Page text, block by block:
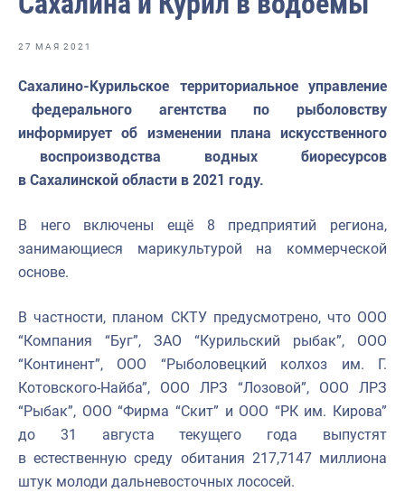
Отраслевые СМИ
Выставки и конференции
Научно-практическая литература
Рыбоохрана России
Инфографика
Большая африканская экспедиция
Укрепление духовно-нравственных ценностей
27 МАЯ 2021
Сахалино-Курильское территориальное управление
федерального агентства по рыболовству
информирует об изменении плана искусственного
воспроизводства водных биоресурсов
в Сахалинской области в 2021 году.
В него включены ещё 8 предприятий региона,
занимающиеся марикультурой на коммерческой
основе.
В частности, планом СКТУ предусмотрено, что ООО
“Компания “Буг”, ЗАО “Курильский рыбак”, ООО
“Континент”, ООО “Рыболовецкий колхоз им. Г.
Котовского-Найба”, ООО ЛРЗ “Лозовой”, ООО ЛРЗ
“Рыбак”, ООО “Фирма “Скит” и ООО “РК им. Кирова”
до 31 августа текущего года выпустят
в естественную среду обитания 217,7147 миллиона
штук молоди дальневосточных лососей.